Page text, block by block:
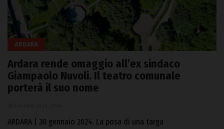
ARDARA
Ardara rende omaggio all’ex sindaco
Giampaolo Nuvoli. Il teatro comunale
porterà il suo nome
ARDARA | 30 gennaio 2024. La posa di una targa